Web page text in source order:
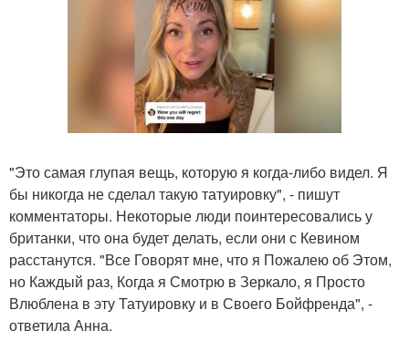
"Это самая глупая вещь, которую я когда-либо видел. Я
бы никогда не сделал такую татуировку", - пишут
комментаторы. Некоторые люди поинтересовались у
британки, что она будет делать, если они с Кевином
расстанутся. "Все Говорят мне, что я Пожалею об Этом,
но Каждый раз, Когда я Смотрю в Зеркало, я Просто
Влюблена в эту Татуировку и в Своего Бойфренда", -
ответила Анна.